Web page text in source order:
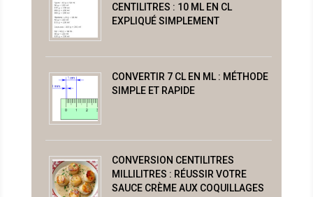
CENTILITRES : 10 ML EN CL
EXPLIQUÉ SIMPLEMENT
CONVERTIR 7 CL EN ML : MÉTHODE
SIMPLE ET RAPIDE
CONVERSION CENTILITRES
MILLILITRES : RÉUSSIR VOTRE
SAUCE CRÈME AUX COQUILLAGES